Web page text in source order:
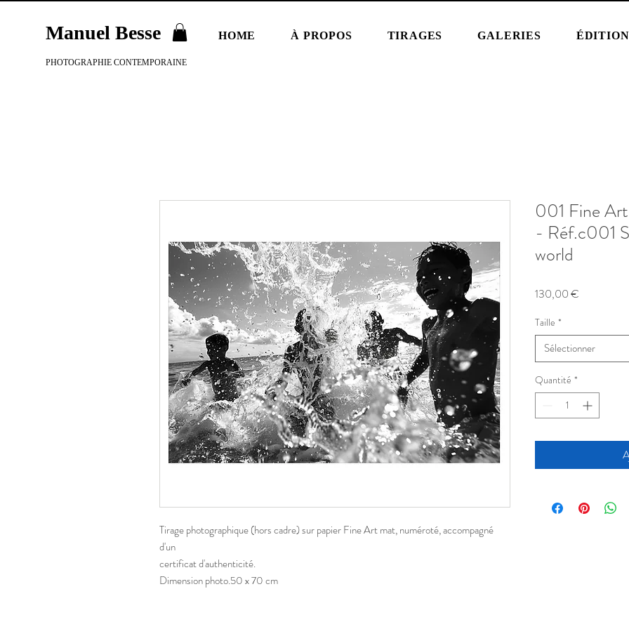
Manuel Besse HOME À PROPOS TIRAGES GALERIES ÉDITION
PHOTOGRAPHIE CONTEMPORAINE
Tirage photographique (hors cadre) sur papier Fine Art mat, numéroté, accompagné
d'un
certificat d'authenticité.
Dimension photo.50 x 70 cm
001 Fine
- Réf.c001
world
130,00 €
Taille *
Sélectionner
Quantité *